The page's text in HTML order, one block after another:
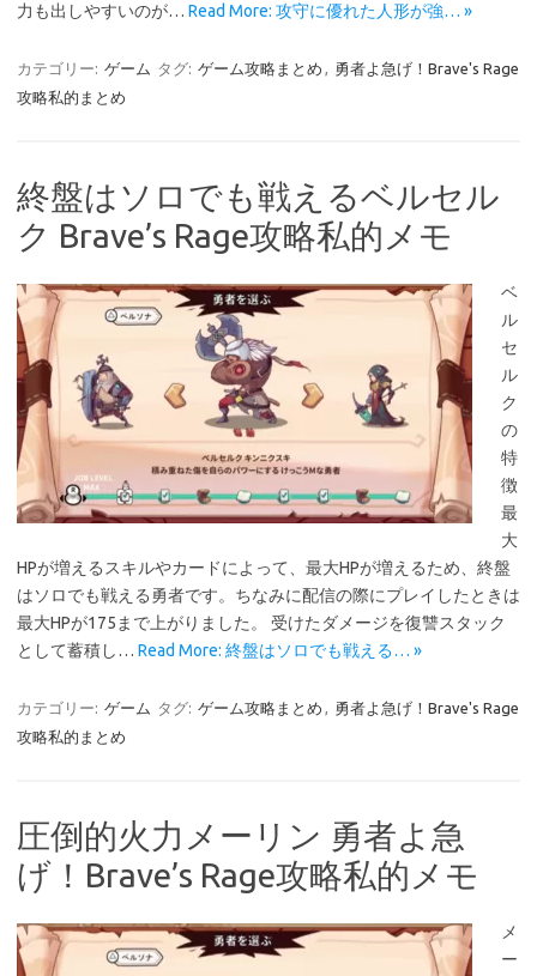
力も出しやすいのが… Read More: 攻守に優れた人形が強… »
カテゴリー: ゲーム タグ: ゲーム攻略まとめ , 勇者よ急げ！Brave's Rage
攻略私的まとめ
終盤はソロでも戦えるベルセル
ク Brave’s Rage攻略私的メモ
ベ
ル
セ
ル
ク
の
特
徴
最
大
HPが増えるスキルやカードによって、最大HPが増えるため、終盤
はソロでも戦える勇者です。ちなみに配信の際にプレイしたときは
最大HPが175まで上がりました。 受けたダメージを復讐スタック
として蓄積し… Read More: 終盤はソロでも戦える… »
カテゴリー: ゲーム タグ: ゲーム攻略まとめ , 勇者よ急げ！Brave's Rage
攻略私的まとめ
圧倒的火力メーリン 勇者よ急
げ！Brave’s Rage攻略私的メモ
メ
ー